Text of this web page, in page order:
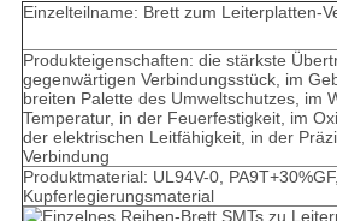
Einzelteilname: Brett zum Leiterplatten-
Produkteigenschaften: die stärkste
gegenwärtigen Verbindungsstück, im
breiten Palette des Umweltschutzes, im
Temperatur, in der Feuerfestigkeit, im
der elektrischen Leitfähigkeit, in der
Verbindung
Produktmaterial: UL94V-0, PA9T+30%GF,
Kupferlegierungsmaterial